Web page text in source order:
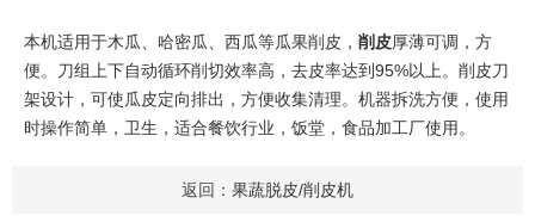
本机适用于木瓜、哈密瓜、西瓜等瓜果削皮， 削皮厚薄可调，方
便。刀组上下自动循环削切效率高，去皮率达到95%以上。削皮刀
架设计，可使瓜皮定向排出，方便收集清理。机器拆洗方便，使用
时操作简单，卫生，适合餐饮行业，饭堂，食品加工厂使用。
返回： 果蔬脱皮/削皮机